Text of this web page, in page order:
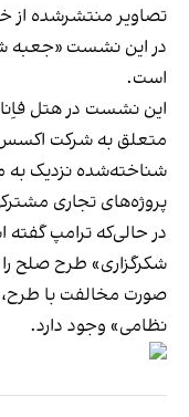
تصاویر منتشرشده از
در این نشست «جعبه
است.
این نشست در هتل
متعلق به شرکت اکسس
شناخته‌شده نزدیک
پروژه‌های تجاری
در حالی‌که ترامپگفته
شکرگزاری» طرح صلح را
صورت مخالفت با
نظامی» وجود دارد.